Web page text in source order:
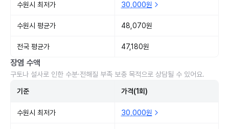
수원시 최저가 30,000원
수원시 평균가 48,070원
전국 평균가 47,180원
장염 수액
구토나 설사로 인한 수분·전해질 부족 보충 목적으로 상담될 수 있어요.
기준 가격(1회)
수원시 최저가 30,000원